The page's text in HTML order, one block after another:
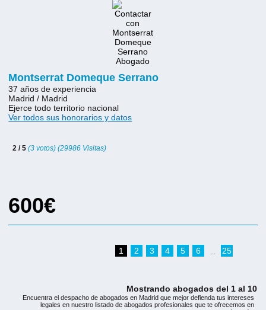
Montserrat Domeque Serrano
37 años de experiencia
Madrid / Madrid
Ejerce todo territorio nacional
Ver todos sus honorarios y datos
2 / 5(3 votos) (29986 Visitas)
600€
1 2 3 4 5 6 25
Mostrando abogados del 1 al 10
Encuentra el despacho de abogados en Madrid que mejor defienda tus intereses
legales en nuestro listado de abogados profesionales que te ofrecemos en